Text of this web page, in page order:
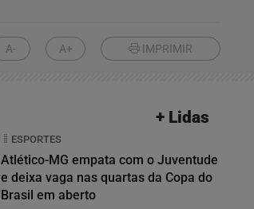
A- A+ IMPRIMIR
+ Lidas
ESPORTES
Atlético-MG empata com o Juventude
e deixa vaga nas quartas da Copa do
Brasil em aberto